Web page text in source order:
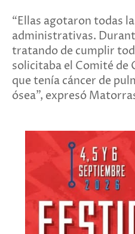
“Ellas agotaron todas
administrativas.
tratando de cumplir
solicitaba el Comité de
que tenía cáncer de
ósea”, expresó